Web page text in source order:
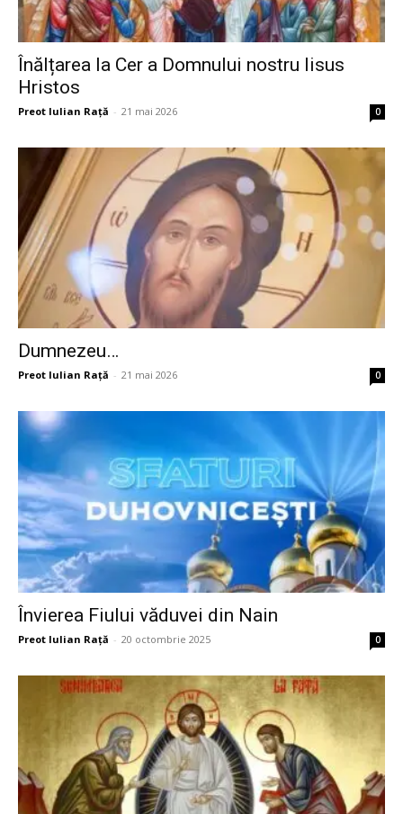
Înălțarea la Cer a Domnului nostru Iisus
Hristos
Preot Iulian Raţă - 21 mai 2026 0
Dumnezeu…
Preot Iulian Raţă - 21 mai 2026 0
Învierea Fiului văduvei din Nain
Preot Iulian Raţă - 20 octombrie 2025 0